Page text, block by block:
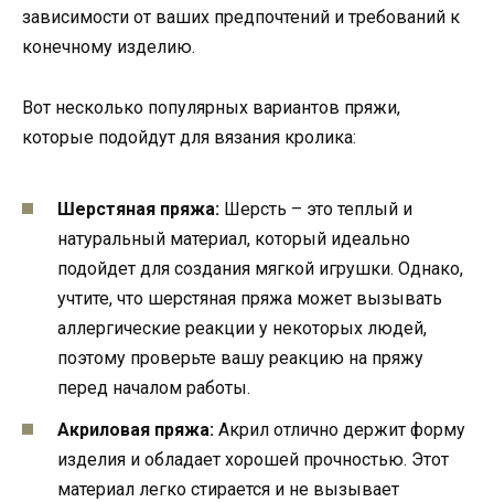
зависимости от ваших предпочтений и требований к
конечному изделию.
Вот несколько популярных вариантов пряжи,
которые подойдут для вязания кролика:
Шерстяная пряжа: Шерсть – это теплый и
натуральный материал, который идеально
подойдет для создания мягкой игрушки. Однако,
учтите, что шерстяная пряжа может вызывать
аллергические реакции у некоторых людей,
поэтому проверьте вашу реакцию на пряжу
перед началом работы.
Акриловая пряжа: Акрил отлично держит форму
изделия и обладает хорошей прочностью. Этот
материал легко стирается и не вызывает